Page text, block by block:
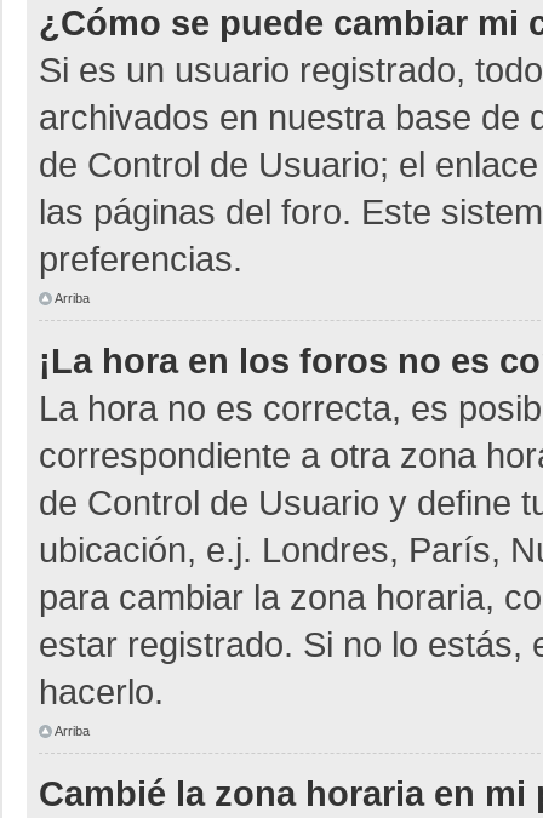
¿Cómo se puede cambiar mi
Si es un usuario registrado,
archivados en nuestra base de
de Control de Usuario; el
las páginas del foro. Este
preferencias.
Arriba
¡La hora en los foros no es
La hora no es correcta, es
correspondiente a otra zona
de Control de Usuario y define
ubicación, e.j. Londres, París,
para cambiar la zona horaria,
estar registrado. Si no lo estás,
hacerlo.
Arriba
Cambié la zona horaria en